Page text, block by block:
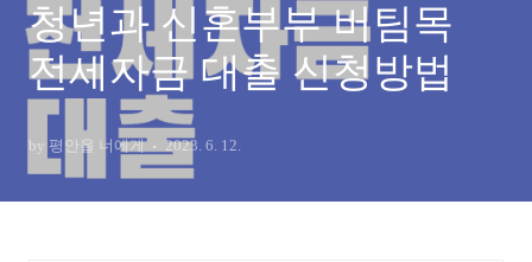
청년과 신혼부부 버팀목
전세자금 대출 신청방법
by 평안을 너에게 2023. 6. 12.